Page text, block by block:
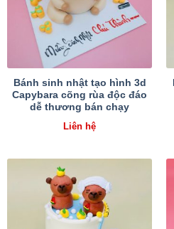
Bánh sinh nhật tạo hình 3d
Capybara cõng rùa độc đáo
dễ thương bán chạy
Liên hệ